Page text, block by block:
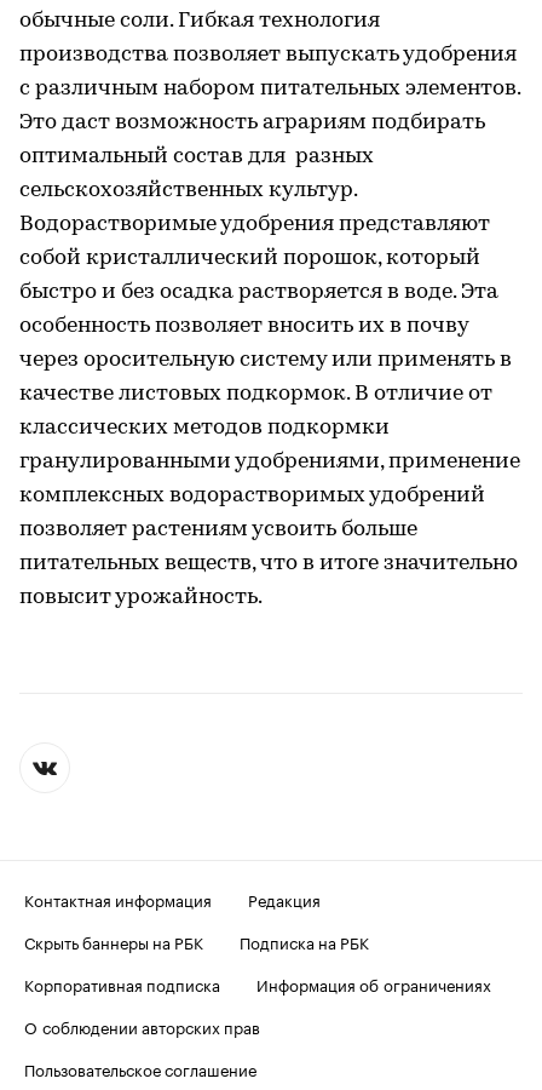
обычные соли. Гибкая технология
производства позволяет выпускать удобрения
с различным набором питательных элементов.
Это даст возможность аграриям подбирать
оптимальный состав для разных
сельскохозяйственных культур.
Водорастворимые удобрения представляют
собой кристаллический порошок, который
быстро и без осадка растворяется в воде. Эта
особенность позволяет вносить их в почву
через оросительную систему или применять в
качестве листовых подкормок. В отличие от
классических методов подкормки
гранулированными удобрениями, применение
комплексных водорастворимых удобрений
позволяет растениям усвоить больше
питательных веществ, что в итоге значительно
повысит урожайность.
Контактная информация
Редакция
Скрыть баннеры на РБК
Подписка на РБК
Корпоративная подписка
Информация об ограничениях
О соблюдении авторских прав
Пользовательское соглашение